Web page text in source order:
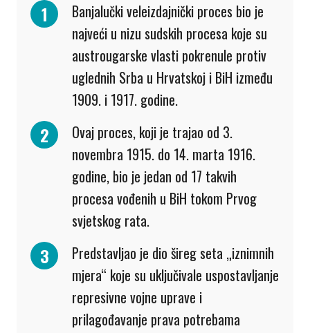
Banjalučki veleizdajnički proces bio je
najveći u nizu sudskih procesa koje su
austrougarske vlasti pokrenule protiv
uglednih Srba u Hrvatskoj i BiH između
1909. i 1917. godine.
Ovaj proces, koji je trajao od 3.
novembra 1915. do 14. marta 1916.
godine, bio je jedan od 17 takvih
procesa vođenih u BiH tokom Prvog
svjetskog rata.
Predstavljao je dio šireg seta „iznimnih
mjera“ koje su uključivale uspostavljanje
represivne vojne uprave i
prilagođavanje prava potrebama